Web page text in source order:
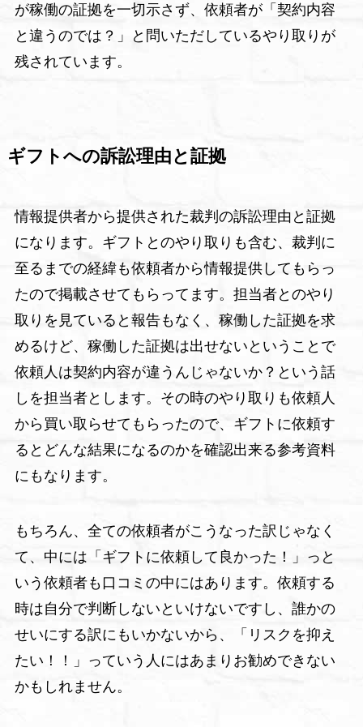
が稼働の証拠を一切示さず、依頼者が「契約内容
と違うのでは？」と問いただしているやり取りが
残されています。
ギフトへの訴訟理由と証拠
情報提供者から提供された裁判の訴訟理由と証拠
になります。ギフトとのやり取りも含む、裁判に
至るまでの経緯も依頼者から情報提供してもらっ
たので掲載させてもらってます。担当者とのやり
取りを見ていると報告もなく、稼働した証拠を求
めるけど、稼働した証拠は出せないということで
依頼人は契約内容が違うんじゃないか？という話
しを担当者とします。その時のやり取りも依頼人
から買い取らせてもらったので、ギフトに依頼す
るとどんな結果になるのかを確認出来る参考資料
にもなります。
もちろん、全ての依頼者がこうなった訳じゃなく
て、中には「ギフトに依頼して良かった！」っと
いう依頼者も口コミの中にはあります。依頼する
時は自分で判断しないといけないですし、誰かの
せいにする訳にもいかないから、「リスクを抑え
たい！！」っていう人にはあまりお勧めできない
かもしれません。